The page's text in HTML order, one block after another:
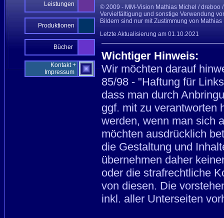
Leistungen
Produktionen
Bücher
Kontakt +
Impressum
© 2009 - MM-Vision Mathias Michel / dreboo
Vervielfältigung und sonstige Verwendung
Bildern sind nur mit Zustimmung von
Letzte Aktualisierung am 01.10.2021
Wichtiger Hinweis:
Wir möchten darauf
85/98 - "Haftung für
dass man durch
ggf. mit zu verantworten
werden, wenn man sich
möchten ausdrücklich
die Gestaltung und
übernehmen daher
oder die strafrechtliche
von diesen. Die
inkl. aller Unterseiten